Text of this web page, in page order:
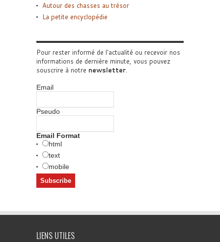
Autour des chasses au trésor
La petite encyclopédie
Pour rester informé de l'actualité ou recevoir nos
informations de dernière minute, vous pouvez
souscrire à notre newsletter.
Email
Pseudo
Email Format
html
text
mobile
LIENS UTILES